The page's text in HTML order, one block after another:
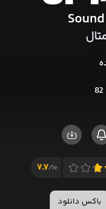
82
10/
7.7
باکس دانلود